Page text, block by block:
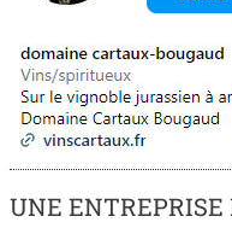
UNE ENTREPRISE